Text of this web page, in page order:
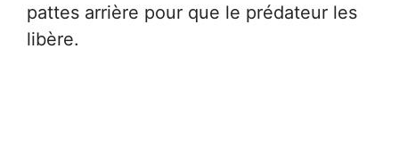
pattes arrière pour que le prédateur les
libère.